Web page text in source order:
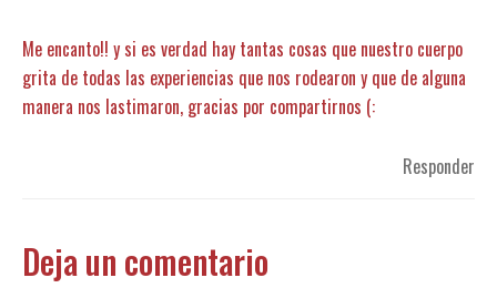
Me encanto!! y si es verdad hay tantas cosas que nuestro cuerpo
grita de todas las experiencias que nos rodearon y que de alguna
manera nos lastimaron, gracias por compartirnos (:
Responder
Deja un comentario